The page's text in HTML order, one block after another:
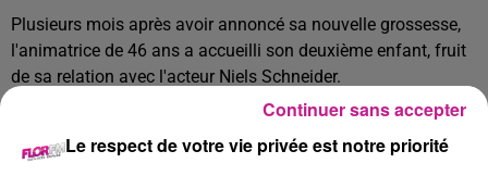
Plusieurs mois après avoir annoncé sa nouvelle grossesse,
l'animatrice de 46 ans a accueilli son deuxième enfant, fruit
de sa relation avec l'acteur Niels Schneider.
Virginie Efira a visiblement donné naissance à un petit
garçon dont on ne connaît pas encore le prénom.
Le respect de votre vie privée est notre priorité
Continuer sans accepter